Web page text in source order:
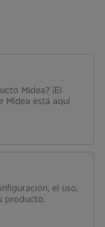
Midea? ¡El
Midea está aquí
el uso,
producto.